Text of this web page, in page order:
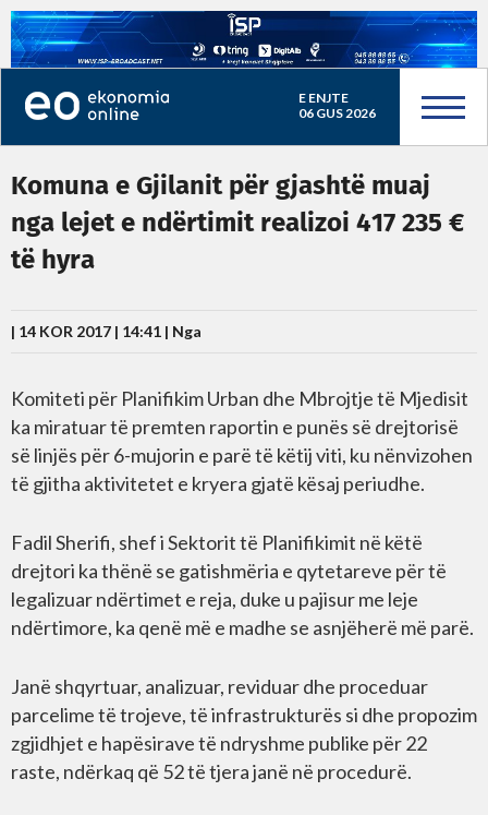
E ENJTE
06 GUS 2026
Komuna e Gjilanit për gjashtë muaj
nga lejet e ndërtimit realizoi 417 235 €
të hyra
| 14 KOR 2017 | 14:41 | Nga
Komiteti për Planifikim Urban dhe Mbrojtje të Mjedisit
ka miratuar të premten raportin e punës së drejtorisë
së linjës për 6-mujorin e parë të këtij viti, ku nënvizohen
të gjitha aktivitetet e kryera gjatë kësaj periudhe.
Fadil Sherifi, shef i Sektorit të Planifikimit në këtë
drejtori ka thënë se gatishmëria e qytetareve për të
legalizuar ndërtimet e reja, duke u pajisur me leje
ndërtimore, ka qenë më e madhe se asnjëherë më parë.
Janë shqyrtuar, analizuar, reviduar dhe proceduar
parcelime të trojeve, të infrastrukturës si dhe propozim
zgjidhjet e hapësirave të ndryshme publike për 22
raste, ndërkaq që 52 të tjera janë në procedurë.